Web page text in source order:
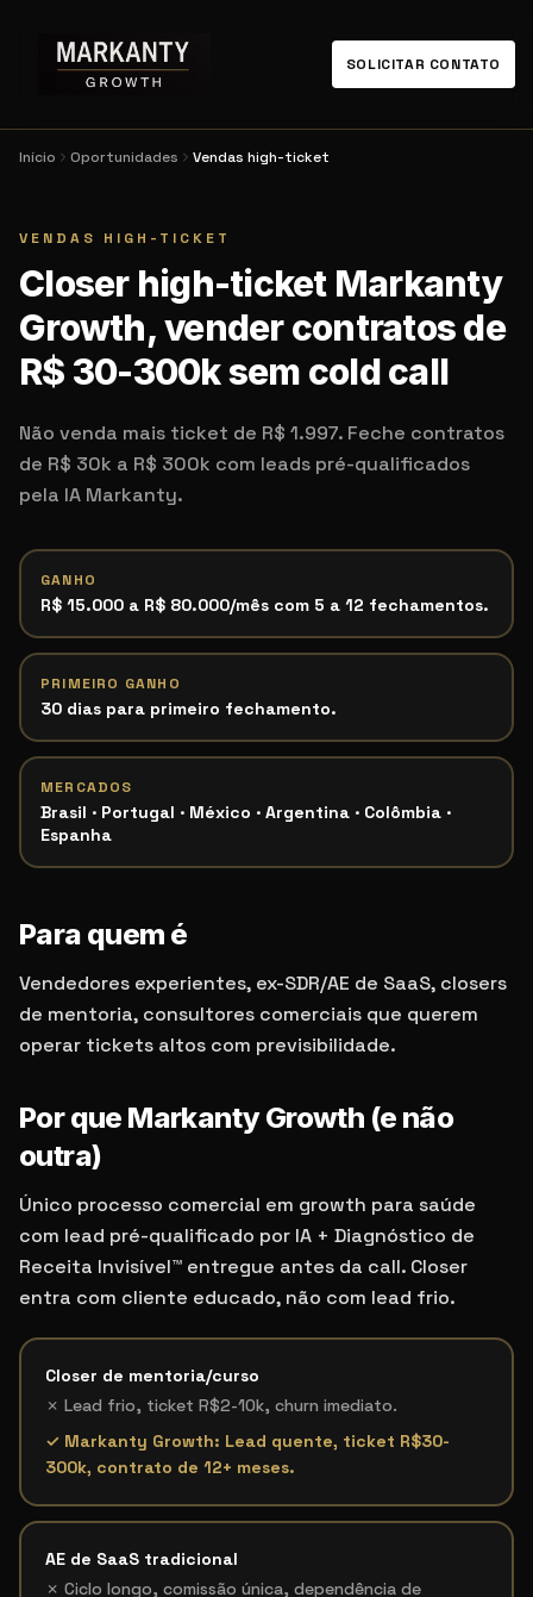
SOLICITAR CONTATO
Início Oportunidades Vendas high-ticket
VENDAS HIGH-TICKET
Closer high-ticket Markanty
Growth, vender contratos de
R$ 30-300k sem cold call
Não venda mais ticket de R$ 1.997. Feche contratos
de R$ 30k a R$ 300k com leads pré-qualificados
pela IA Markanty.
GANHO
R$ 15.000 a R$ 80.000/mês com 5 a 12 fechamentos.
PRIMEIRO GANHO
30 dias para primeiro fechamento.
MERCADOS
Brasil · Portugal · México · Argentina · Colômbia ·
Espanha
Para quem é
Vendedores experientes, ex-SDR/AE de SaaS, closers
de mentoria, consultores comerciais que querem
operar tickets altos com previsibilidade.
Por que Markanty Growth (e não
outra)
Único processo comercial em growth para saúde
com lead pré-qualificado por IA + Diagnóstico de
Receita Invisível™ entregue antes da call. Closer
entra com cliente educado, não com lead frio.
Closer de mentoria/curso
✗ Lead frio, ticket R$2-10k, churn imediato.
✓ Markanty Growth: Lead quente, ticket R$30-
300k, contrato de 12+ meses.
AE de SaaS tradicional
✗ Ciclo longo, comissão única, dependência de